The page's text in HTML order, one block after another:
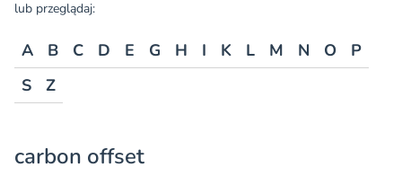
lub przeglądaj:
A B C D E G H I K L M N O
P
S
Z
carbon offset